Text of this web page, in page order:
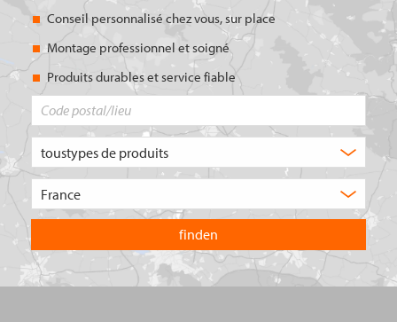
Conseil personnalisé chez vous, sur place
Montage professionnel et soigné
Produits durables et service fiable
de
recherchez-
vous
?
pays
dans
lequel
vous
souhaitez